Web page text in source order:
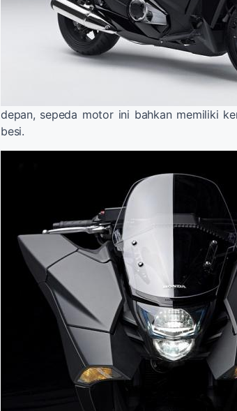
depan, sepeda motor ini bahkan memiliki
besi.